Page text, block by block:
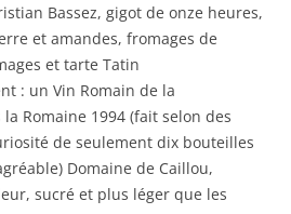
Bassez, gigot de onze heures,
et amandes, fromages de
et tarte Tatin
: un Vin Romain de la
Romaine 1994 (fait selon des
de seulement dix bouteilles
Domaine de Caillou,
sucré et plus léger que les